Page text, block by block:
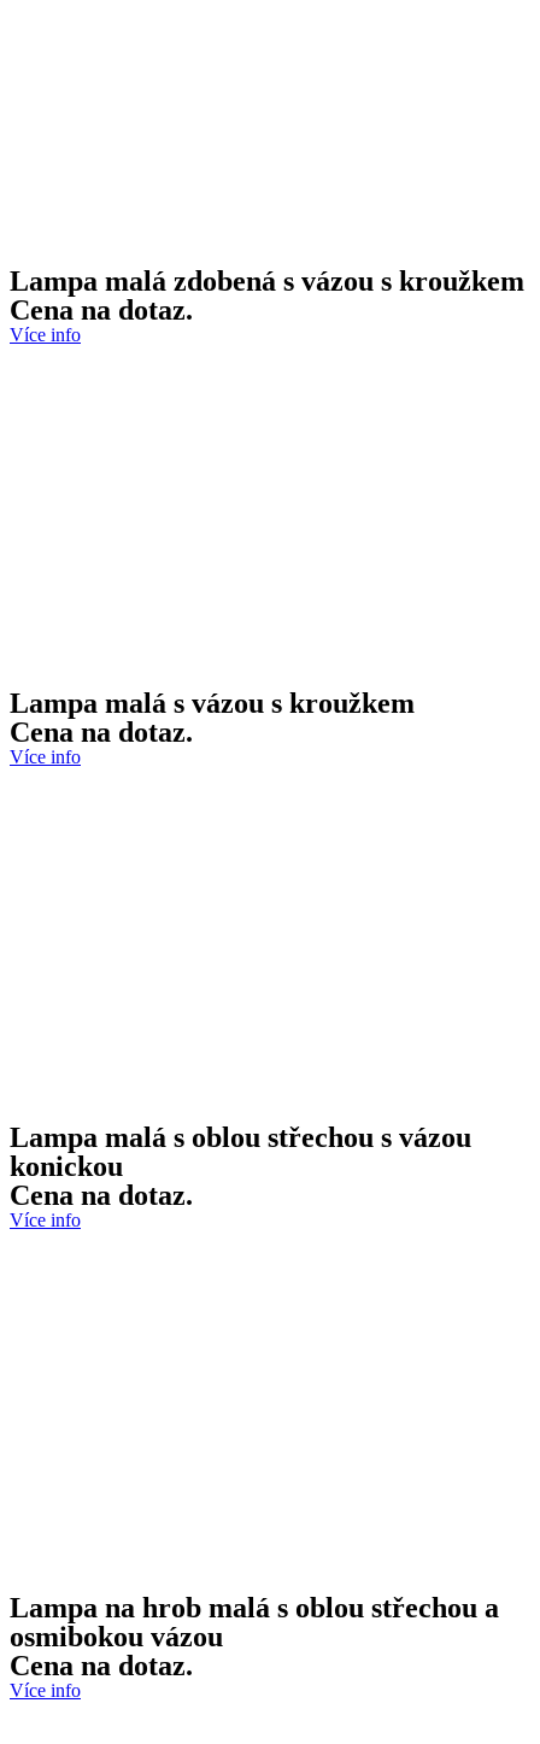
Lampa malá zdobená s vázou s kroužkem
Cena na dotaz.
Více info
Lampa malá s vázou s kroužkem
Cena na dotaz.
Více info
Lampa malá s oblou střechou s vázou
konickou
Cena na dotaz.
Více info
Lampa na hrob malá s oblou střechou a
osmibokou vázou
Cena na dotaz.
Více info